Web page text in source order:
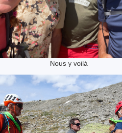
Nous y voilà